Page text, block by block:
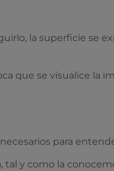
la superficie se
que se visualice la
para
y como la